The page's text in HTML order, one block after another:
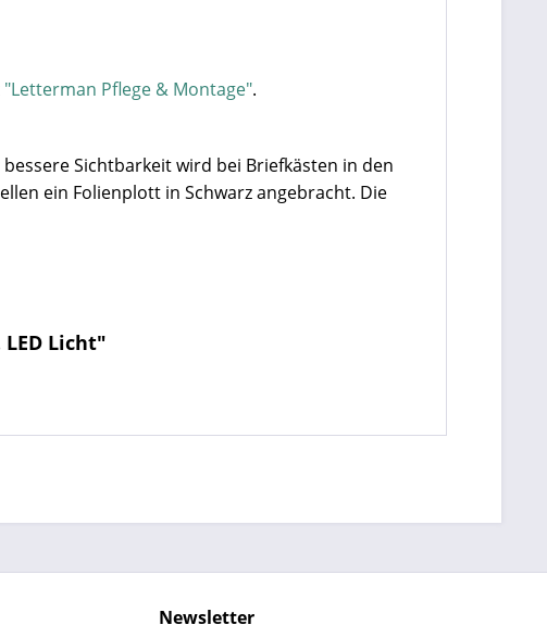
"Letterman Pflege & Montage".
Sichtbarkeit wird bei Briefkästen in den
ein Folienplott in Schwarz angebracht. Die
Licht"
Newsletter